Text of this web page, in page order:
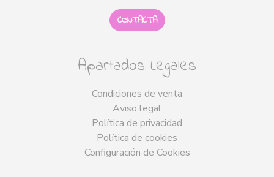
CONTACTA
Apartados Legales
Condiciones de venta
Aviso legal
Política de privacidad
Política de cookies
Configuración de Cookies